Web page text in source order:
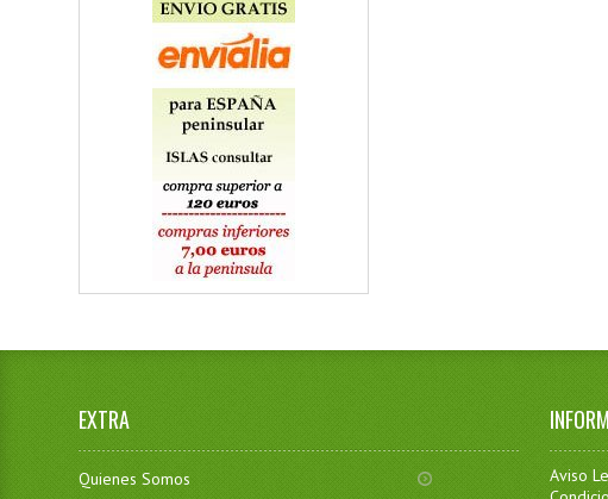
EXTRA
Quienes Somos
Aviso